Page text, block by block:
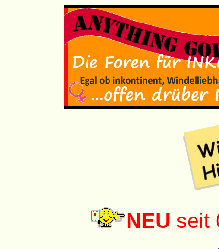
NEU seit